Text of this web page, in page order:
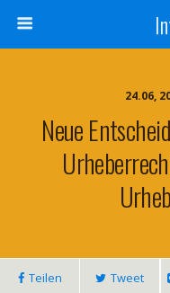
24.06,
Neue
Teilen Tweet